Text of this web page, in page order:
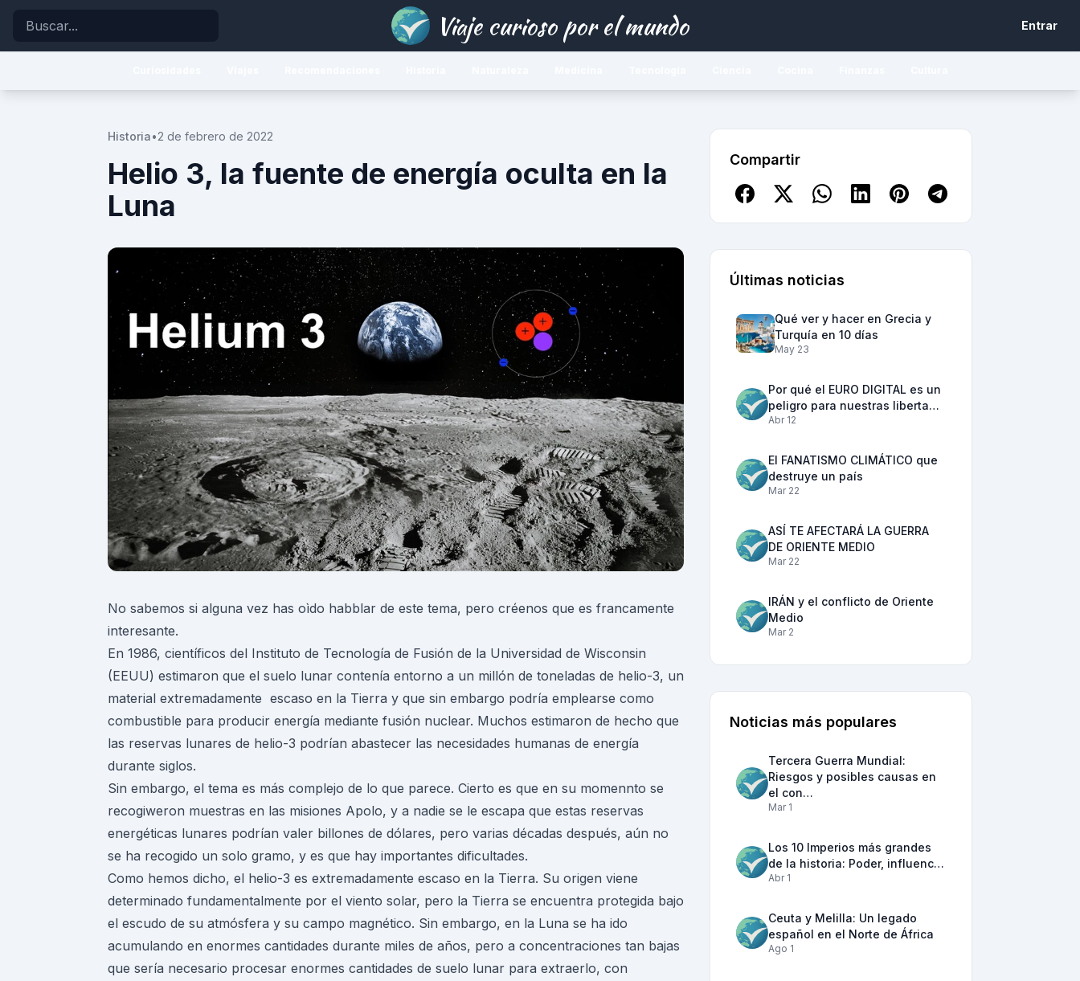
Buscar Viaje curioso por el mundo Entrar
Historia•2 de febrero de 2022
Helio 3, la fuente de energía oculta en la
Luna
No sabemos si alguna vez has oìdo habblar de este tema, pero créenos que es francamente
interesante.
En 1986, científicos del Instituto de Tecnología de Fusión de la Universidad de Wisconsin
(EEUU) estimaron que el suelo lunar contenía entorno a un millón de toneladas de helio-3, un
material extremadamente escaso en la Tierra y que sin embargo podría emplearse como
combustible para producir energía mediante fusión nuclear. Muchos estimaron de hecho que
las reservas lunares de helio-3 podrían abastecer las necesidades humanas de energía
durante siglos.
Sin embargo, el tema es más complejo de lo que parece. Cierto es que en su momennto se
recogiweron muestras en las misiones Apolo, y a nadie se le escapa que estas reservas
energéticas lunares podrían valer billones de dólares, pero varias décadas después, aún no
se ha recogido un solo gramo, y es que hay importantes dificultades.
Como hemos dicho, el helio-3 es extremadamente escaso en la Tierra. Su origen viene
determinado fundamentalmente por el viento solar, pero la Tierra se encuentra protegida bajo
el escudo de su atmósfera y su campo magnético. Sin embargo, en la Luna se ha ido
acumulando en enormes cantidades durante miles de años, pero a concentraciones tan bajas
que sería necesario procesar enormes cantidades de suelo lunar para extraerlo, con
Compartir
Últimas noticias
Qué ver y hacer en Grecia y
Turquía en 10 días
May 23
Por qué el EURO DIGITAL es un
peligro para nuestras liberta…
Abr 12
El FANATISMO CLIMÁTICO que
destruye un país
Mar 22
ASÍ TE AFECTARÁ LA GUERRA
DE ORIENTE MEDIO
Mar 22
IRÁN y el conflicto de Oriente
Medio
Mar 2
Noticias más populares
Tercera Guerra Mundial:
Riesgos y posibles causas en
el con…
Mar 1
Los 10 Imperios más grandes
de la historia: Poder, influenc…
Abr 1
Ceuta y Melilla: Un legado
español en el Norte de África
Ago 1